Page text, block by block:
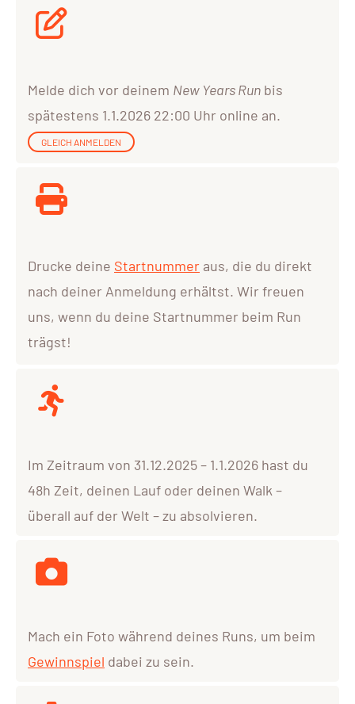
Melde dich vor deinem New Years Run bis
spätestens 1.1.2026 22:00 Uhr online an.
GLEICH ANMELDEN
Drucke deine Startnummer aus, die du direkt
nach deiner Anmeldung erhältst. Wir freuen
uns, wenn du deine Startnummer beim Run
trägst!
Im Zeitraum von 31.12.2025 – 1.1.2026 hast du
48h Zeit, deinen Lauf oder deinen Walk –
überall auf der Welt – zu absolvieren.
Mach ein Foto während deines Runs, um beim
Gewinnspiel dabei zu sein.